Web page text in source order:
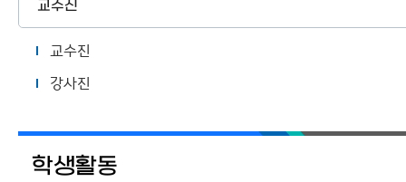
교수진
교수진
강사진
학생활동